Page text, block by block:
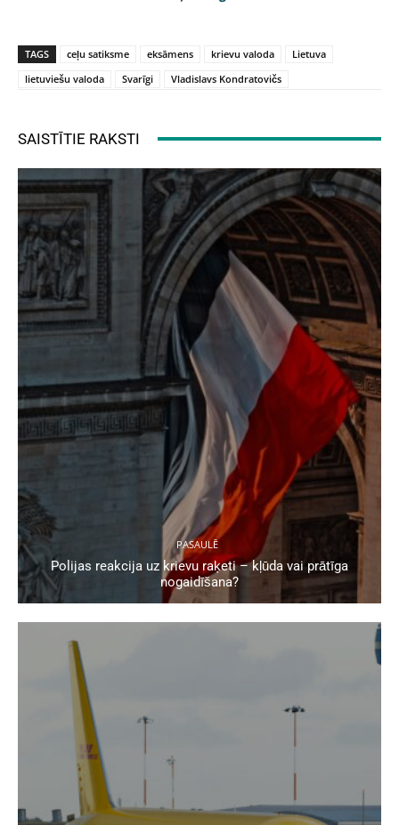
TAGS ceļu satiksme eksāmens krievu valoda
Lietuva
lietuviešu valoda
Svarīgi Vladislavs Kondratovičs
SAISTĪTIE RAKSTI
PASAULĒ
Polijas reakcija uz krievu raķeti – kļūda vai prātīga
nogaidīšana?